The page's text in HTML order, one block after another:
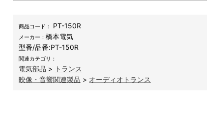
商品コード： PT-150R
メーカー：橋本電気
型番/品番:PT-150R
関連カテゴリ：
電気部品 > トランス
映像・音響関連製品 > オーディオトランス